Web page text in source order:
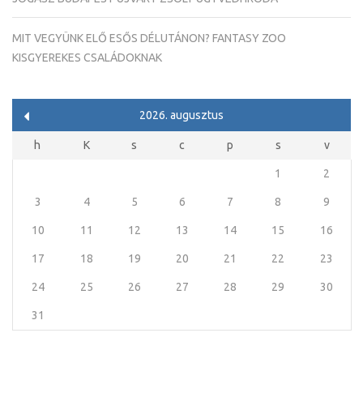
MIT VEGYÜNK ELŐ ESŐS DÉLUTÁNON? FANTASY ZOO
KISGYEREKES CSALÁDOKNAK
2026. augusztus
h K s c p s v
1 2
3 4 5 6 7 8 9
10 11 12 13 14 15 16
17 18 19 20 21 22 23
24 25 26 27 28 29 30
31